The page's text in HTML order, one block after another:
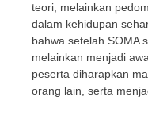
teori, melainkan
dalam kehidupan
bahwa setelah SOMA
melainkan menjadi
peserta diharapkan
orang lain, serta